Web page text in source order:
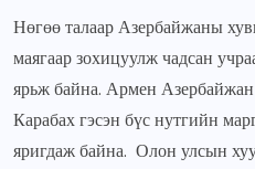
Нөгөө талаар Азербайжаны
маягаар зохицуулж чадсан
ярьж байна. Армен
Карабах гэсэн бүс нутгийн
яригдаж байна. Олон улсын